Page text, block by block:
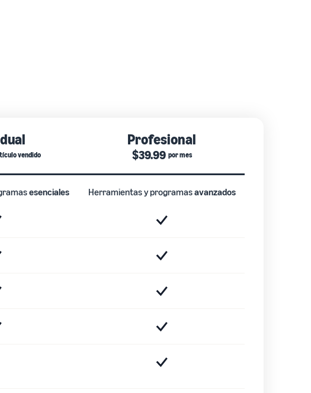
vendido
Profesional
$39.99 por mes
esenciales Herramientas y programasavanzados